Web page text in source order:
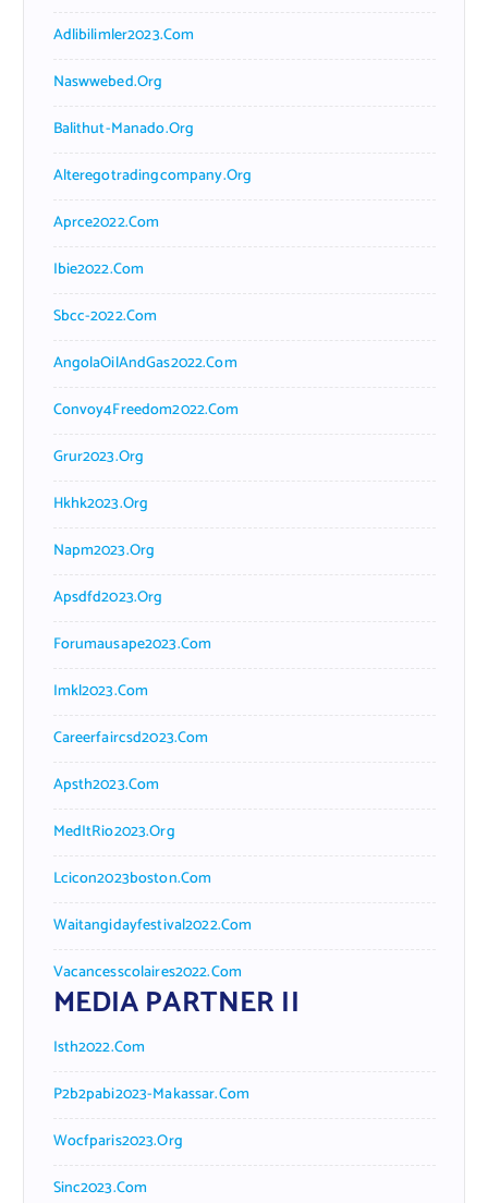
Adlibilimler2023.com
Naswwebed.org
Balithut-Manado.org
Alteregotradingcompany.org
Aprce2022.com
Ibie2022.com
Sbcc-2022.com
AngolaOilAndGas2022.com
Convoy4Freedom2022.com
Grur2023.org
Hkhk2023.org
Napm2023.org
Apsdfd2023.org
Forumausape2023.com
Imkl2023.com
Careerfaircsd2023.com
Apsth2023.com
MedItRio2023.org
Lcicon2023boston.com
Waitangidayfestival2022.com
Vacancesscolaires2022.com
MEDIA PARTNER II
Isth2022.com
P2b2pabi2023-Makassar.com
Wocfparis2023.org
Sinc2023.com